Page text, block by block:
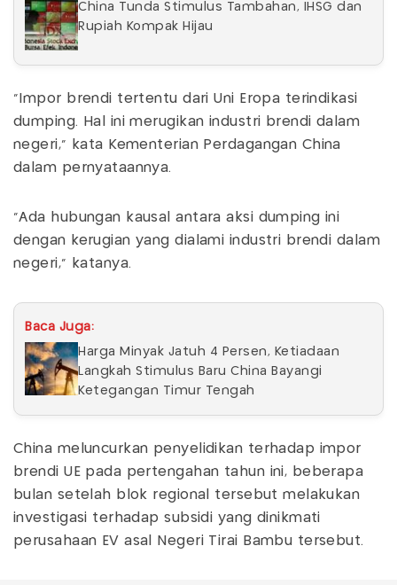
China Tunda Stimulus Tambahan, IHSG dan
Rupiah Kompak Hijau
"Impor brendi tertentu dari Uni Eropa terindikasi
dumping. Hal ini merugikan industri brendi dalam
negeri," kata Kementerian Perdagangan China
dalam pernyataannya.
"Ada hubungan kausal antara aksi dumping ini
dengan kerugian yang dialami industri brendi dalam
negeri," katanya.
Baca Juga:
Harga Minyak Jatuh 4 Persen, Ketiadaan
Langkah Stimulus Baru China Bayangi
Ketegangan Timur Tengah
China meluncurkan penyelidikan terhadap impor
brendi UE pada pertengahan tahun ini, beberapa
bulan setelah blok regional tersebut melakukan
investigasi terhadap subsidi yang dinikmati
perusahaan EV asal Negeri Tirai Bambu tersebut.